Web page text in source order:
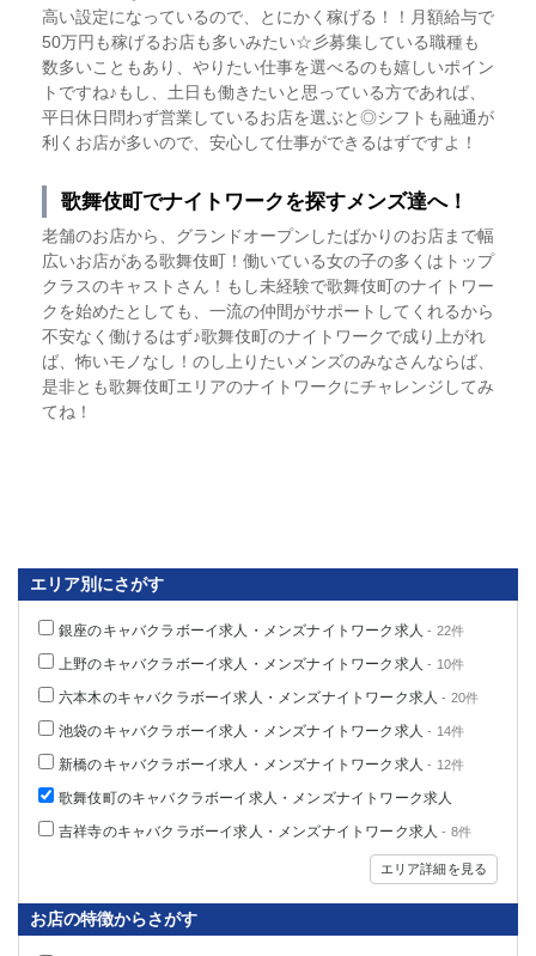
高い設定になっているので、とにかく稼げる！！月額給与で
50万円も稼げるお店も多いみたい☆彡募集している職種も
数多いこともあり、やりたい仕事を選べるのも嬉しいポイン
トですね♪もし、土日も働きたいと思っている方であれば、
平日休日問わず営業しているお店を選ぶと◎シフトも融通が
利くお店が多いので、安心して仕事ができるはずですよ！
歌舞伎町でナイトワークを探すメンズ達へ！
老舗のお店から、グランドオープンしたばかりのお店まで幅
広いお店がある歌舞伎町！働いている女の子の多くはトップ
クラスのキャストさん！もし未経験で歌舞伎町のナイトワー
クを始めたとしても、一流の仲間がサポートしてくれるから
不安なく働けるはず♪歌舞伎町のナイトワークで成り上がれ
ば、怖いモノなし！のし上りたいメンズのみなさんならば、
是非とも歌舞伎町エリアのナイトワークにチャレンジしてみ
てね！
エリア別にさがす
銀座のキャバクラボーイ求人・メンズナイトワーク求人 - 22件
上野のキャバクラボーイ求人・メンズナイトワーク求人 - 10件
六本木のキャバクラボーイ求人・メンズナイトワーク求人 - 20件
池袋のキャバクラボーイ求人・メンズナイトワーク求人 - 14件
新橋のキャバクラボーイ求人・メンズナイトワーク求人 - 12件
歌舞伎町のキャバクラボーイ求人・メンズナイトワーク求人
吉祥寺のキャバクラボーイ求人・メンズナイトワーク求人 - 8件
エリア詳細を見る
お店の特徴からさがす